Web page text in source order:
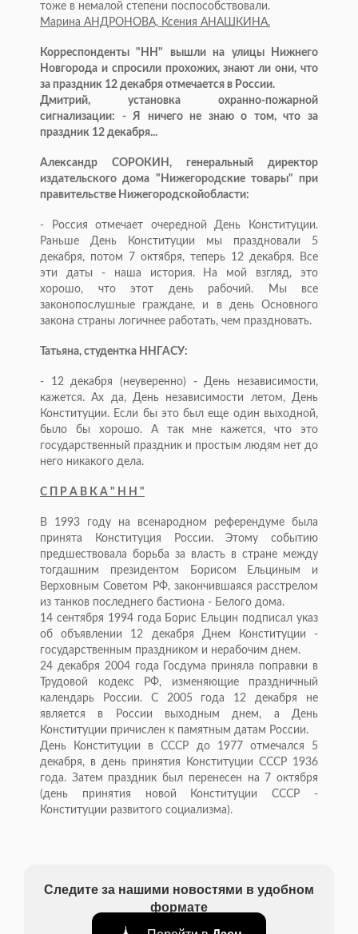
тоже в немалой степени поспособствовали.
Марина АНДРОНОВА, Ксения АНАШКИНА.
Корреспонденты "НН" вышли на улицы Нижнего
Новгорода и спросили прохожих, знают ли они, что
за праздник 12 декабря отмечается в России.
Дмитрий, установка охранно-пожарной
сигнализации: - Я ничего не знаю о том, что за
праздник 12 декабря...
Александр СОРОКИН, генеральный директор
издательского дома "Нижегородские товары" при
правительстве Нижегородскойобласти:
- Россия отмечает очередной День Конституции.
Раньше День Конституции мы праздновали 5
декабря, потом 7 октября, теперь 12 декабря. Все
эти даты - наша история. На мой взгляд, это
хорошо, что этот день рабочий. Мы все
законопослушные граждане, и в день Основного
закона страны логичнее работать, чем праздновать.
Татьяна, студентка ННГАСУ:
- 12 декабря (неуверенно) - День независимости,
кажется. Ах да, День независимости летом, День
Конституции. Если бы это был еще один выходной,
было бы хорошо. А так мне кажется, что это
государственный праздник и простым людям нет до
него никакого дела.
С П Р А В К А " Н Н "
В 1993 году на всенародном референдуме была
принята Конституция России. Этому событию
предшествовала борьба за власть в стране между
тогдашним президентом Борисом Ельциным и
Верховным Советом РФ, закончившаяся расстрелом
из танков последнего бастиона - Белого дома.
14 сентября 1994 года Борис Ельцин подписал указ
об объявлении 12 декабря Днем Конституции -
государственным праздником и нерабочим днем.
24 декабря 2004 года Госдума приняла поправки в
Трудовой кодекс РФ, изменяющие праздничный
календарь России. С 2005 года 12 декабря не
является в России выходным днем, а День
Конституции причислен к памятным датам России.
День Конституции в СССР до 1977 отмечался 5
декабря, в день принятия Конституции СССР 1936
года. Затем праздник был перенесен на 7 октября
(день принятия новой Конституции СССР -
Конституции развитого социализма).
Следите за нашими новостями в удобном
формате